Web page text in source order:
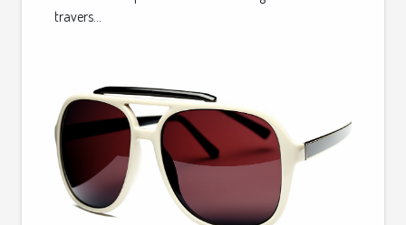
travers...